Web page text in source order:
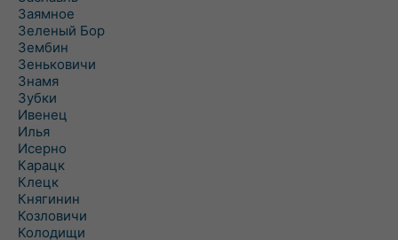
Заямное
Зеленый Бор
Зембин
Зеньковичи
Знамя
Зубки
Ивенец
Илья
Исерно
Карацк
Клецк
Княгинин
Козловичи
Колодищи